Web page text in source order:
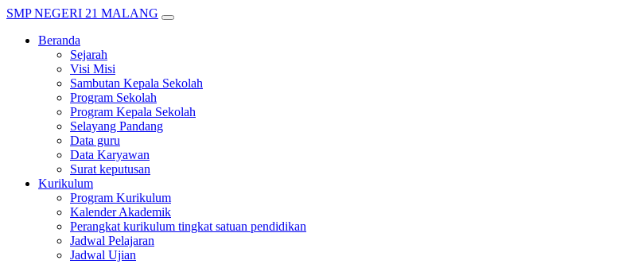
SMP NEGERI 21 MALANG
Beranda
Sejarah
Visi Misi
Sambutan Kepala Sekolah
Program Sekolah
Program Kepala Sekolah
Selayang Pandang
Data guru
Data Karyawan
Surat keputusan
Kurikulum
Program Kurikulum
Kalender Akademik
Perangkat kurikulum tingkat satuan pendidikan
Jadwal Pelajaran
Jadwal Ujian